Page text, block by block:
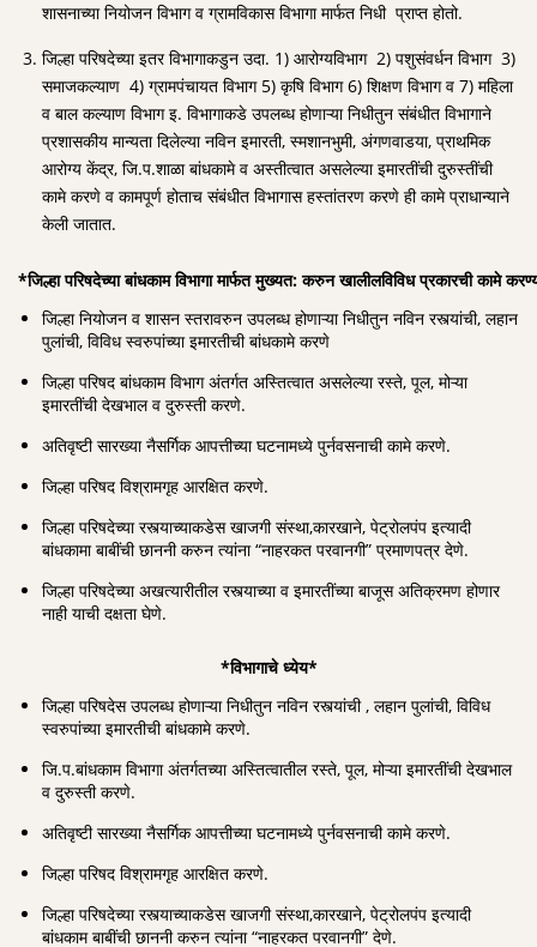
शासनाच्या नियोजन विभाग व ग्रामविकास विभागा मार्फत निधी प्राप्त होतो.
जिल्हा परिषदेच्या इतर विभागाकडुन उदा. 1) आरोग्यविभाग 2) पशुसंवर्धन विभाग 3)
समाजकल्याण 4) ग्रामपंचायत विभाग 5) कृषि विभाग 6) शिक्षण विभाग व 7) महिला
व बाल कल्याण विभाग इ. विभागाकडे उपलब्ध होणाऱ्या निधीतुन संबंधीत विभागाने
प्रशासकीय मान्यता दिलेल्या नविन इमारती, स्मशानभुमी, अंगणवाडया, प्राथमिक
आरोग्य केंद्र, जि.प.शाळा बांधकामे व अस्तीत्वात असलेल्या इमारतींची दुरुस्तींची
कामे करणे व कामपूर्ण होताच संबंधीत विभागास हस्तांतरण करणे ही कामे प्राधान्याने
केली जातात.
*जिल्हा परिषदेच्या बांधकाम विभागा मार्फत मुख्यत: करुन खालीलविविध प्रकारची कामे
जिल्हा नियोजन व शासन स्तरावरुन उपलब्ध होणाऱ्या निधीतुन नविन रस्त्यांची, लहान
पुलांची, विविध स्वरुपांच्या इमारतीची बांधकामे करणे
जिल्हा परिषद बांधकाम विभाग अंतर्गत अस्तित्वात असलेल्या रस्ते, पूल, मोऱ्या
इमारतींची देखभाल व दुरुस्ती करणे.
अतिवृष्टी सारख्या नैसर्गिक आपत्तीच्या घटनामध्ये पुर्नवसनाची कामे करणे.
जिल्हा परिषद विश्रामगृह आरक्षित करणे.
जिल्हा परिषदेच्या रस्त्याच्याकडेस खाजगी संस्था,कारखाने, पेट्रोलपंप इत्यादी
बांधकामा बाबींची छाननी करुन त्यांना “नाहरकत परवानगी” प्रमाणपत्र देणे.
जिल्हा परिषदेच्या अखत्यारीतील रस्त्याच्या व इमारतींच्या बाजूस अतिक्रमण होणार
नाही याची दक्षता घेणे.
*विभागाचे ध्येय*
जिल्हा परिषदेस उपलब्ध होणाऱ्या निधीतुन नविन रस्त्यांची , लहान पुलांची, विविध
स्वरुपांच्या इमारतीची बांधकामे करणे.
जि.प.बांधकाम विभागा अंतर्गतच्या अस्तित्वातील रस्ते, पूल, मोऱ्या इमारतींची देखभाल
व दुरुस्ती करणे.
अतिवृष्टी सारख्या नैसर्गिक आपत्तीच्या घटनामध्ये पुर्नवसनाची कामे करणे.
जिल्हा परिषद विश्रामगृह आरक्षित करणे.
जिल्हा परिषदेच्या रस्त्याच्याकडेस खाजगी संस्था,कारखाने, पेट्रोलपंप इत्यादी
बांधकाम बाबींची छाननी करुन त्यांना “नाहरकत परवानगी” देणे.